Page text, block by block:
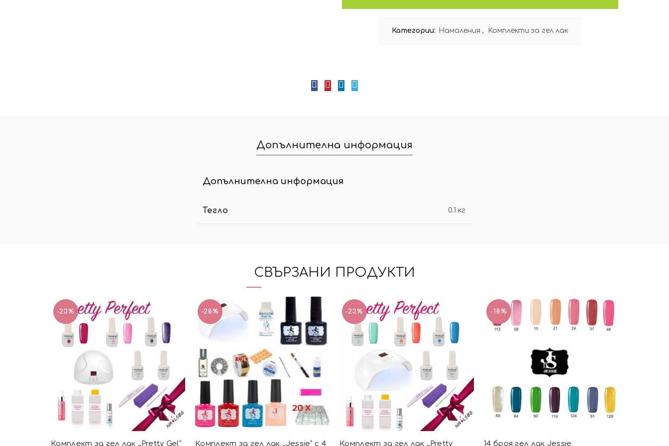
Категории: Намаления , Комплекти за гел лак
Допълнителна информация
Допълнителна информация
Тегло 0.1 кг
СВЪРЗАНИ ПРОДУКТИ
-23%
Комплект за гел лак ,,Pretty Gel”
-28%
Комплект за гел лак ,,Jessie” с 4
-23%
Комплект за гел лак ,,Pretty
-18%
14 броя гел лак Jessie